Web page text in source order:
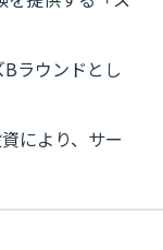
ラウンドとし
により、サー